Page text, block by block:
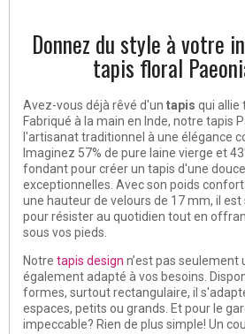
Donnez du style à votre
tapis floral
Avez-vous déjà rêvé d'un tapis qui allie
Fabriqué à la main en Inde, notre tapis
l'artisanat traditionnel à une élégance
Imaginez 57% de pure laine vierge et
fondant pour créer un tapis d'une
exceptionnelles. Avec son poids
une hauteur de velours de 17 mm, il
pour résister au quotidien tout en
sous vos pieds.
Notre tapis design n’est pas seulement
également adapté à vos besoins.
formes, surtout rectangulaire, il
espaces, petits ou grands. Et pour le
impeccable? Rien de plus simple! Un